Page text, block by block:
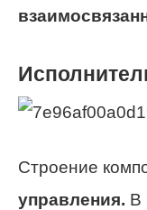
Строение
управления. В